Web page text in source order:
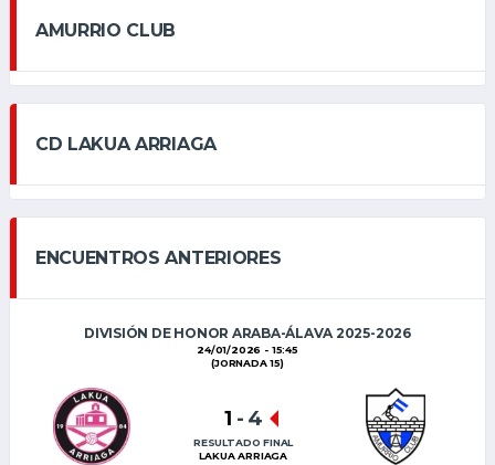
AMURRIO CLUB
CD LAKUA ARRIAGA
ENCUENTROS ANTERIORES
DIVISIÓN DE HONOR ARABA-ÁLAVA 2025-2026
24/01/2026 - 15:45
(JORNADA 15)
1 - 4
RESULTADO FINAL
LAKUA ARRIAGA